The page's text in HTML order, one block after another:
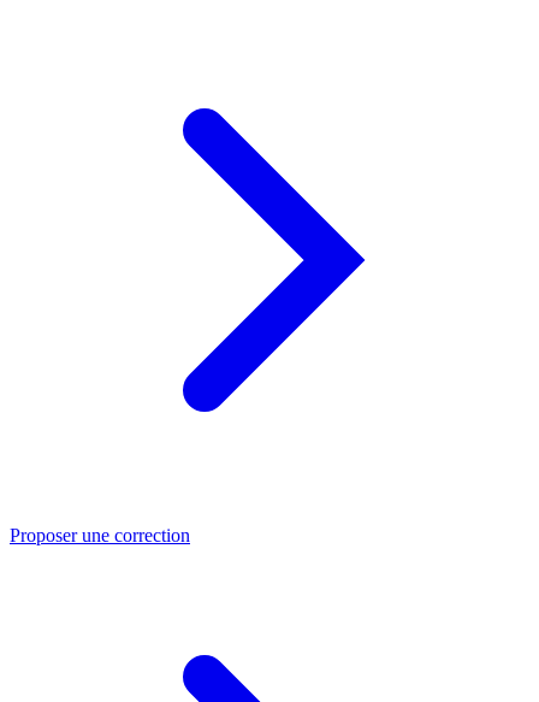
Proposer une correction